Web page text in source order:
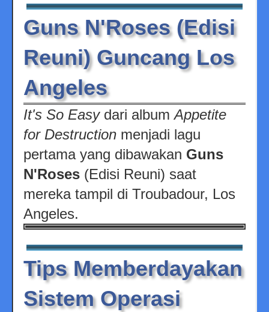
Guns N'Roses (Edisi
Reuni) Guncang Los
Angeles
It's So Easydari albumAppetite
for Destruction menjadi lagu
pertama yang dibawakan Guns
N'Roses (Edisi Reuni) saat
mereka tampil di Troubadour, Los
Angeles.
Tips Memberdayakan
Sistem Operasi